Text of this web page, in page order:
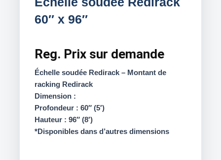
60″ x 96″
Reg. Prix sur demande
Échelle soudée Redirack – Montant de
racking Redirack
Dimension :
Profondeur : 60″ (5′)
Hauteur : 96″ (8′)
*Disponibles dans d’autres dimensions